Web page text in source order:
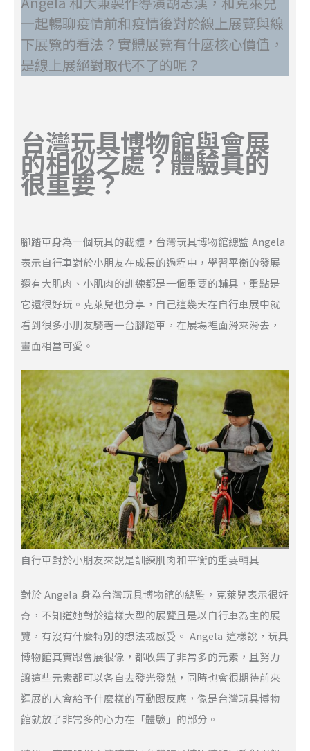
一起暢聊疫情前和疫情後對於線上展覽與線
下展覽的看法？實體展覽有什麼核心價值，
是線上展絕對取代不了的呢？
台灣玩具博物館與會展
的相似之處？體驗真的
很重要？
腳踏車身為一個玩具的載體，台灣玩具博物館總監 Angela
表示自行車對於小朋友在成長的過程中，學習平衡的發展
還有大肌肉、小肌肉的訓練都是一個重要的輔具，重點是
它還很好玩。克萊兒也分享，自己這幾天在自行車展中就
看到很多小朋友騎著一台腳踏車，在展場裡面滑來滑去，
畫面相當可愛。
自行車對於小朋友來說是訓練肌肉和平衡的重要輔具
對於 Angela 身為台灣玩具博物館的總監，克萊兒表示很好
奇，不知道她對於這樣大型的展覽且是以自行車為主的展
覽，有沒有什麼特別的想法或感受。 Angela 這樣說，玩具
博物館其實跟會展很像，都收集了非常多的元素，且努力
讓這些元素都可以各自去發光發熱，同時也會很期待前來
逛展的人會給予什麼樣的互動跟反應，像是台灣玩具博物
館就放了非常多的心力在「體驗」的部分。